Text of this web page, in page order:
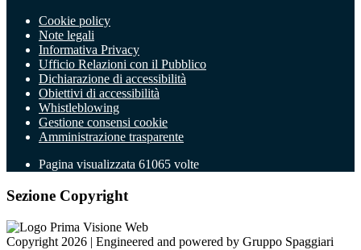
Cookie policy
Note legali
Informativa Privacy
Ufficio Relazioni con il Pubblico
Dichiarazione di accessibilità
Obiettivi di accessibilità
Whistleblowing
Gestione consensi cookie
Amministrazione trasparente
Pagina visualizzata 61065 volte
Sezione Copyright
Copyright 2026 | Engineered and powered by Gruppo Spaggiari